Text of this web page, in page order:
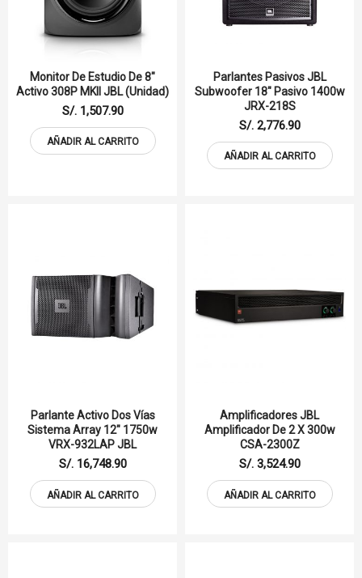
Monitor De Estudio De 8"
Activo 308P MKII JBL (unidad)
S/. 1,507.90
AÑADIR AL CARRITO
Parlantes Pasivos JBL
Subwoofer 18" Pasivo 1400w
JRX-218S
S/. 2,776.90
AÑADIR AL CARRITO
Parlante Activo Dos Vías
Sistema Array 12" 1750w
VRX-932LAP JBL
S/. 16,748.90
AÑADIR AL CARRITO
Amplificadores JBL
Amplificador De 2 X 300w
CSA-2300Z
S/. 3,524.90
AÑADIR AL CARRITO